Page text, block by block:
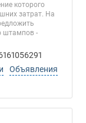
которого
затрат. На
штампов -
Объявления